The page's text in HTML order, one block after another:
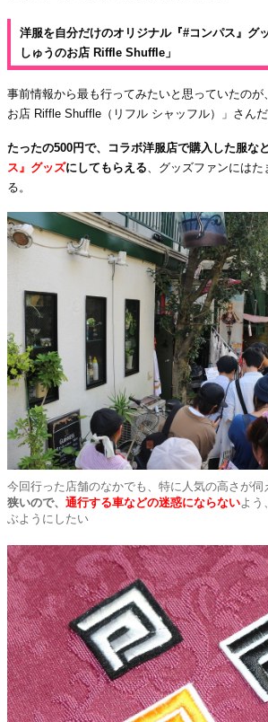
洋服を自分だけのオリジナル『#コンパス』グ
しゅうのお店 Riffle Shuffle」
事前情報から最も行ってみたいと思っていたの
お店 Riffle Shuffle（リフル シャッフル）」さんだ
たったの500円で、コラボ洋服店で購入した服な
ス』グッズにしてもらえる 、グッズファンには
る。
今回行った店舗のなかでも、特に人気の高さが伺
狭いので、 通行する車などの迷惑にならないよう
ぶようにしたい